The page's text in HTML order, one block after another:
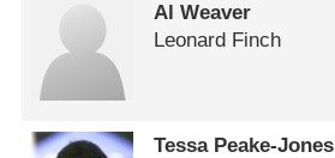
Al Weaver
Leonard Finch
Tessa Peake-Jones